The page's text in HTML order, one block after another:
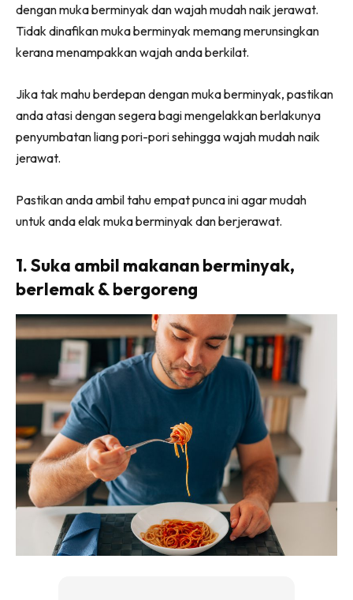
dengan muka berminyak dan wajah mudah naik jerawat.
Tidak dinafikan muka berminyak memang merunsingkan
kerana menampakkan wajah anda berkilat.
Jika tak mahu berdepan dengan muka berminyak, pastikan
anda atasi dengan segera bagi mengelakkan berlakunya
penyumbatan liang pori-pori sehingga wajah mudah naik
jerawat.
Pastikan anda ambil tahu empat punca ini agar mudah
untuk anda elak muka berminyak dan berjerawat.
1. Suka ambil makanan berminyak,
berlemak & bergoreng